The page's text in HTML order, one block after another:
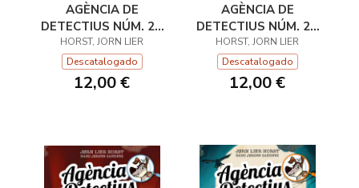
AGÈNCIA DE
DETECTIUS NÚM. 2 -
12. LA MALEDICCIÓ
DE
HORST, JORN LIER
Descatalogado
12,00 €
AGÈNCIA DE
DETECTIUS NÚM. 2 -
11. UNA DE PIRATES
HORST, JORN LIER
Descatalogado
12,00 €